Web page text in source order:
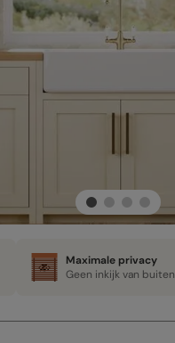
Maximale privacy
Geen inkijk van buiten